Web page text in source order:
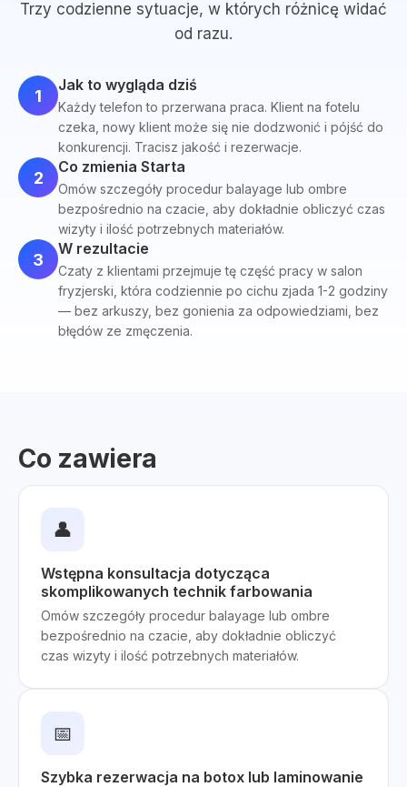
Trzy codzienne sytuacje, w których różnicę widać
od razu.
1
Jak to wygląda dziś
Każdy telefon to przerwana praca. Klient na fotelu
czeka, nowy klient może się nie dodzwonić i pójść do
konkurencji. Tracisz jakość i rezerwacje.
2
Co zmienia Starta
Omów szczegóły procedur balayage lub ombre
bezpośrednio na czacie, aby dokładnie obliczyć czas
wizyty i ilość potrzebnych materiałów.
3
W rezultacie
Czaty z klientami przejmuje tę część pracy w salon
fryzjerski, która codziennie po cichu zjada 1-2 godziny
— bez arkuszy, bez gonienia za odpowiedziami, bez
błędów ze zmęczenia.
Co zawiera
👤
Wstępna konsultacja dotycząca
skomplikowanych technik farbowania
Omów szczegóły procedur balayage lub ombre
bezpośrednio na czacie, aby dokładnie obliczyć
czas wizyty i ilość potrzebnych materiałów.
📅
Szybka rezerwacja na botox lub laminowanie